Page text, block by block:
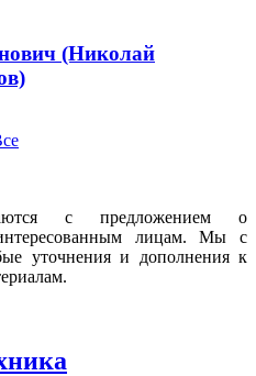
(Николай
с предложением о
лицам. Мы с
уточнения и дополнения к